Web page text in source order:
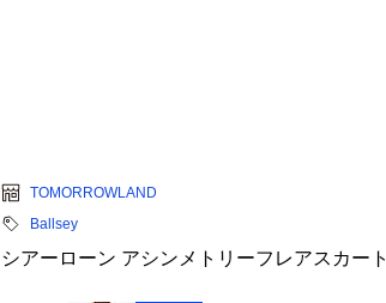
TOMORROWLAND
Ballsey
シアーローン アシンメトリーフレアスカート